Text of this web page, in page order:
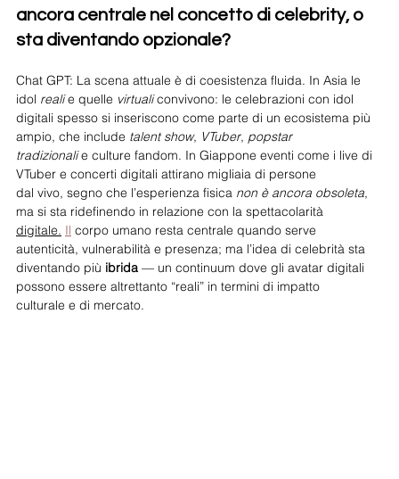
ancora centrale nel concetto di celebrity, o
sta diventando opzionale?
Chat GPT: La scena attuale è di coesistenza fluida. In Asia le
idol reali e quelle virtuali convivono: le celebrazioni con idol
digitali spesso si inseriscono come parte di un ecosistema più
ampio, che include talent show, VTuber, popstar
tradizionali e culture fandom. In Giappone eventi come i live di
VTuber e concerti digitali attirano migliaia di persone
dal vivo, segno che l’esperienza fisica non è ancora obsoleta,
ma si sta ridefinendo in relazione con la spettacolarità
digitale. Il corpo umano resta centrale quando serve
autenticità, vulnerabilità e presenza; ma l’idea di celebrità sta
diventando più ibrida — un continuum dove gli avatar digitali
possono essere altrettanto “reali” in termini di impatto
culturale e di mercato.